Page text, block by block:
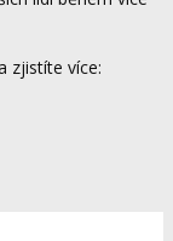
zjistíte více: